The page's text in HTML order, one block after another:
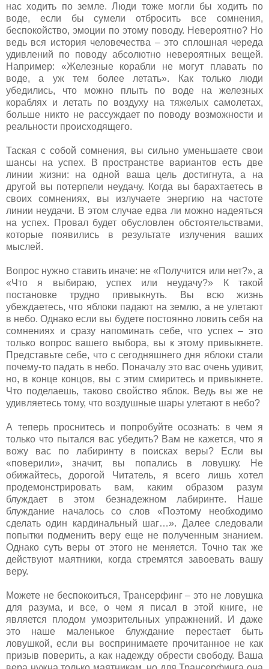
нас ходить по земле. Люди тоже могли бы ходить по
воде, если бы сумели отбросить все сомнения,
беспокойство, эмоции по этому поводу. Невероятно? Но
ведь вся история человечества – это сплошная череда
удивлений по поводу абсолютно невероятных вещей.
Например: «Железные корабли не могут плавать по
воде, а уж тем более летать». Как только люди
убедились, что можно плыть по воде на железных
кораблях и летать по воздуху на тяжелых самолетах,
больше никто не рассуждает по поводу возможности и
реальности происходящего.
Таская с собой сомнения, вы сильно уменьшаете свои
шансы на успех. В пространстве вариантов есть две
линии жизни: на одной ваша цель достигнута, а на
другой вы потерпели неудачу. Когда вы барахтаетесь в
своих сомнениях, вы излучаете энергию на частоте
линии неудачи. В этом случае едва ли можно надеяться
на успех. Провал будет обусловлен обстоятельствами,
которые появились в результате излучения ваших
мыслей.
Вопрос нужно ставить иначе: не «Получится или нет?», а
«Что я выбираю, успех или неудачу?» К такой
постановке трудно привыкнуть. Вы всю жизнь
убеждаетесь, что яблоки падают на землю, а не улетают
в небо. Однако если вы будете постоянно ловить себя на
сомнениях и сразу напоминать себе, что успех – это
только вопрос вашего выбора, вы к этому привыкнете.
Представьте себе, что с сегодняшнего дня яблоки стали
почему-то падать в небо. Поначалу это вас очень удивит,
но, в конце концов, вы с этим смиритесь и привыкнете.
Что поделаешь, таково свойство яблок. Ведь вы же не
удивляетесь тому, что воздушные шары улетают в небо?
А теперь проснитесь и попробуйте осознать: в чем я
только что пытался вас убедить? Вам не кажется, что я
вожу вас по лабиринту в поисках веры? Если вы
«поверили», значит, вы попались в ловушку. Не
обижайтесь, дорогой Читатель, я всего лишь хотел
продемонстрировать вам, каким образом разум
блуждает в этом безнадежном лабиринте. Наше
блуждание началось со слов «Поэтому необходимо
сделать один кардинальный шаг…». Далее следовали
попытки подменить веру еще не полученным знанием.
Однако суть веры от этого не меняется. Точно так же
действуют маятники, когда стремятся завоевать вашу
веру.
Можете не беспокоиться, Трансерфинг – это не ловушка
для разума, и все, о чем я писал в этой книге, не
является плодом умозрительных упражнений. И даже
это наше маленькое блуждание перестает быть
ловушкой, если вы воспринимаете прочитанное не как
призыв поверить, а как надежду обрести свободу. Ваша